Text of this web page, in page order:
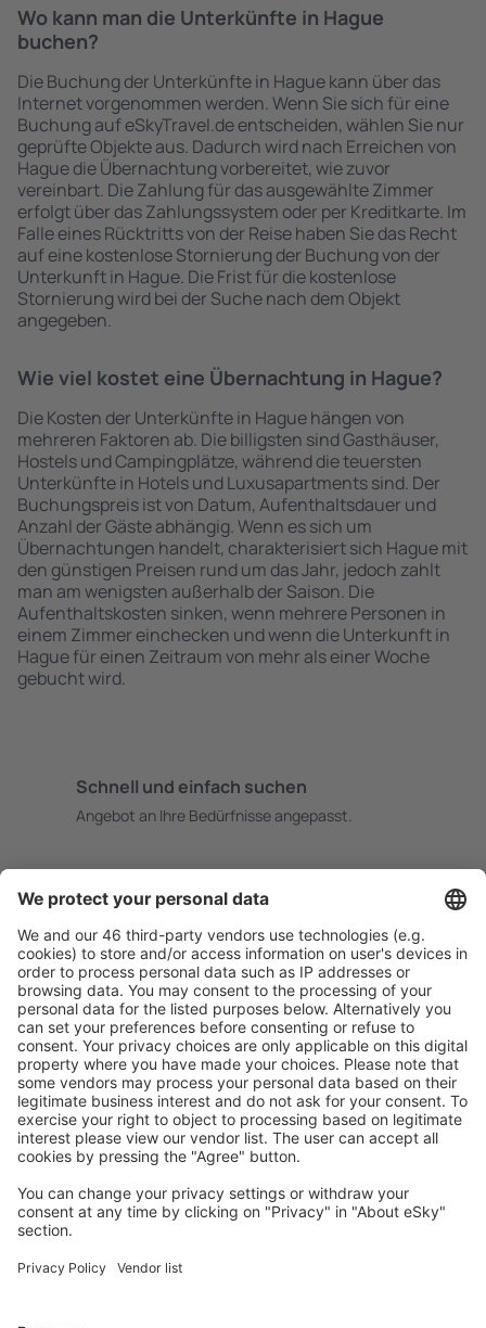
Wo kann man die Unterkünfte in Hague
buchen?
Die Buchung der Unterkünfte in Hague kann über das
Internet vorgenommen werden. Wenn Sie sich für eine
Buchung auf eSkyTravel.de entscheiden, wählen Sie nur
geprüfte Objekte aus. Dadurch wird nach Erreichen von
Hague die Übernachtung vorbereitet, wie zuvor
vereinbart. Die Zahlung für das ausgewählte Zimmer
erfolgt über das Zahlungssystem oder per Kreditkarte. Im
Falle eines Rücktritts von der Reise haben Sie das Recht
auf eine kostenlose Stornierung der Buchung von der
Unterkunft in Hague. Die Frist für die kostenlose
Stornierung wird bei der Suche nach dem Objekt
angegeben.
Wie viel kostet eine Übernachtung in Hague?
Die Kosten der Unterkünfte in Hague hängen von
mehreren Faktoren ab. Die billigsten sind Gasthäuser,
Hostels und Campingplätze, während die teuersten
Unterkünfte in Hotels und Luxusapartments sind. Der
Buchungspreis ist von Datum, Aufenthaltsdauer und
Anzahl der Gäste abhängig. Wenn es sich um
Übernachtungen handelt, charakterisiert sich Hague mit
den günstigen Preisen rund um das Jahr, jedoch zahlt
man am wenigsten außerhalb der Saison. Die
Aufenthaltskosten sinken, wenn mehrere Personen in
einem Zimmer einchecken und wenn die Unterkunft in
Hague für einen Zeitraum von mehr als einer Woche
gebucht wird.
Schnell und einfach suchen
Angebot an Ihre Bedürfnisse angepasst.
Buchen ohne Sorgen mit einer kostenlosen
Stornierungsoption.
Mehr sparen
Attraktive Preise und Spezialangebote für eingeloggte
Benutzer.
Unterkünfte, die Sie mögen
Wählen Sie aus über 1,3 Millionen Unterkünften: Hotels,
Hütten, Apartments und andere.
Meist gesuchte Unterkünfte von eSky Nutzern
Unterkünfte in den Niederlanden - Beliebte Städte